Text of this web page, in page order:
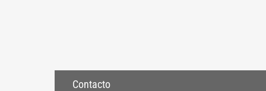
Contacto